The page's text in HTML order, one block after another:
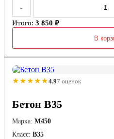
-
Итого: 3 850 ₽
В
★★★★★4.97 оценок
Бетон В35
Марка: М450
Класс: В35